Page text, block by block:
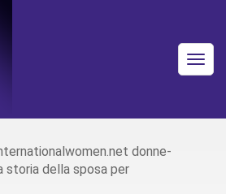
donne-
storia della sposa per